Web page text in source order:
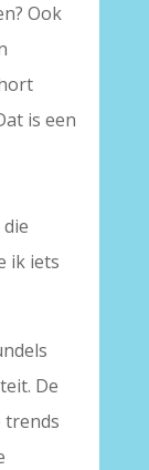
Ook
is een
ik iets
De
trends